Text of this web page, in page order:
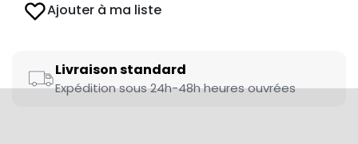
Ajouter à ma liste
Livraison standard
Expédition sous 24h-48h heures ouvrées